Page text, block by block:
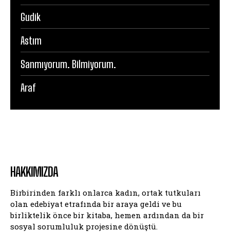
Gudik
Astım
Sanmıyorum. Bilmiyorum.
Araf
HAKKIMIZDA
Birbirinden farklı onlarca kadın, ortak tutkuları
olan edebiyat etrafında bir araya geldi ve bu
birliktelik önce bir kitaba, hemen ardından da bir
sosyal sorumluluk projesine dönüştü.